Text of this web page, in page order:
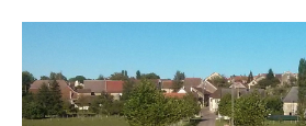
content